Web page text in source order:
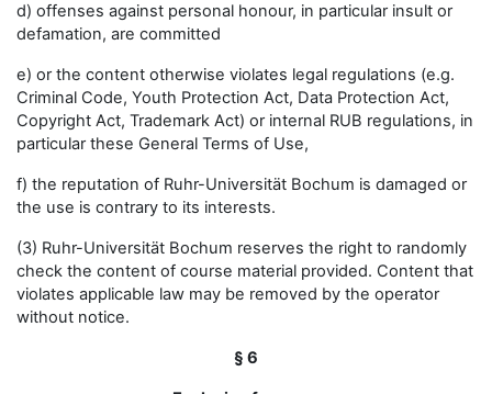
d) offenses against personal honour, in particular insult or
defamation, are committed
e) or the content otherwise violates legal regulations (e.g.
Criminal Code, Youth Protection Act, Data Protection Act,
Copyright Act, Trademark Act) or internal RUB regulations, in
particular these General Terms of Use,
f) the reputation of Ruhr-Universität Bochum is damaged or
the use is contrary to its interests.
(3) Ruhr-Universität Bochum reserves the right to randomly
check the content of course material provided. Content that
violates applicable law may be removed by the operator
without notice.
§ 6